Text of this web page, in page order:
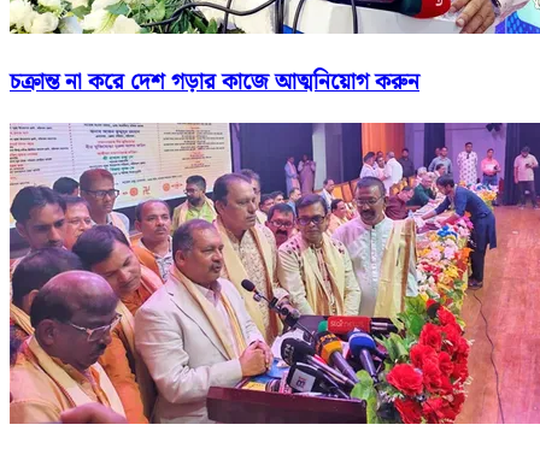
চক্রান্ত না করে দেশ গড়ার কাজে আত্মনিয়োগ করুন